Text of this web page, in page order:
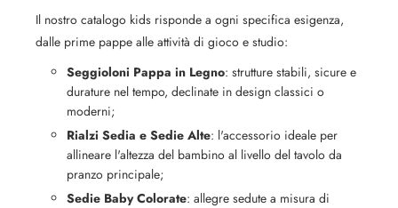
Il nostro catalogo kids risponde a ogni specifica esigenza,
dalle prime pappe alle attività di gioco e studio:
Seggioloni Pappa in Legno: strutture stabili, sicure e
durature nel tempo, declinate in design classici o
moderni;
Rialzi Sedia e Sedie Alte: l'accessorio ideale per
allineare l'altezza del bambino al livello del tavolo da
pranzo principale;
Sedie Baby Colorate: allegre sedute a misura di